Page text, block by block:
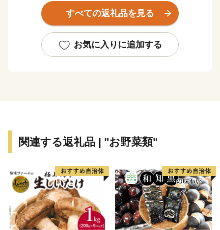
秋から冬にかけては発生した霧が肱川を下り白い霧を伴
った冷たい強風が河口を吹き抜ける気象現象「肱川あら
当市では、肱川の流域ごとに暮らしが異なり、上流
域では「河辺郷（かわべごう」をはじめとする山里文
すべての返礼品を見る
お気に入りに追加する
関連する返礼品 | "お野菜類"